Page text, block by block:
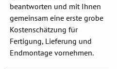
beantworten und mit Ihnen
gemeinsam eine erste grobe
Kostenschätzung für
Fertigung, Lieferung und
Endmontage vornehmen.